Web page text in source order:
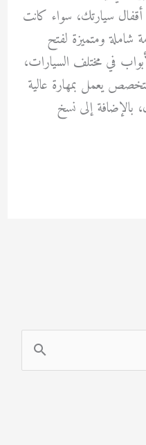
سيارتك، سواء كانت
ومتميزة لفتح
في مختلف السيارات،
يعمل بمهارة عالية
بالإضافة إلى نسخ